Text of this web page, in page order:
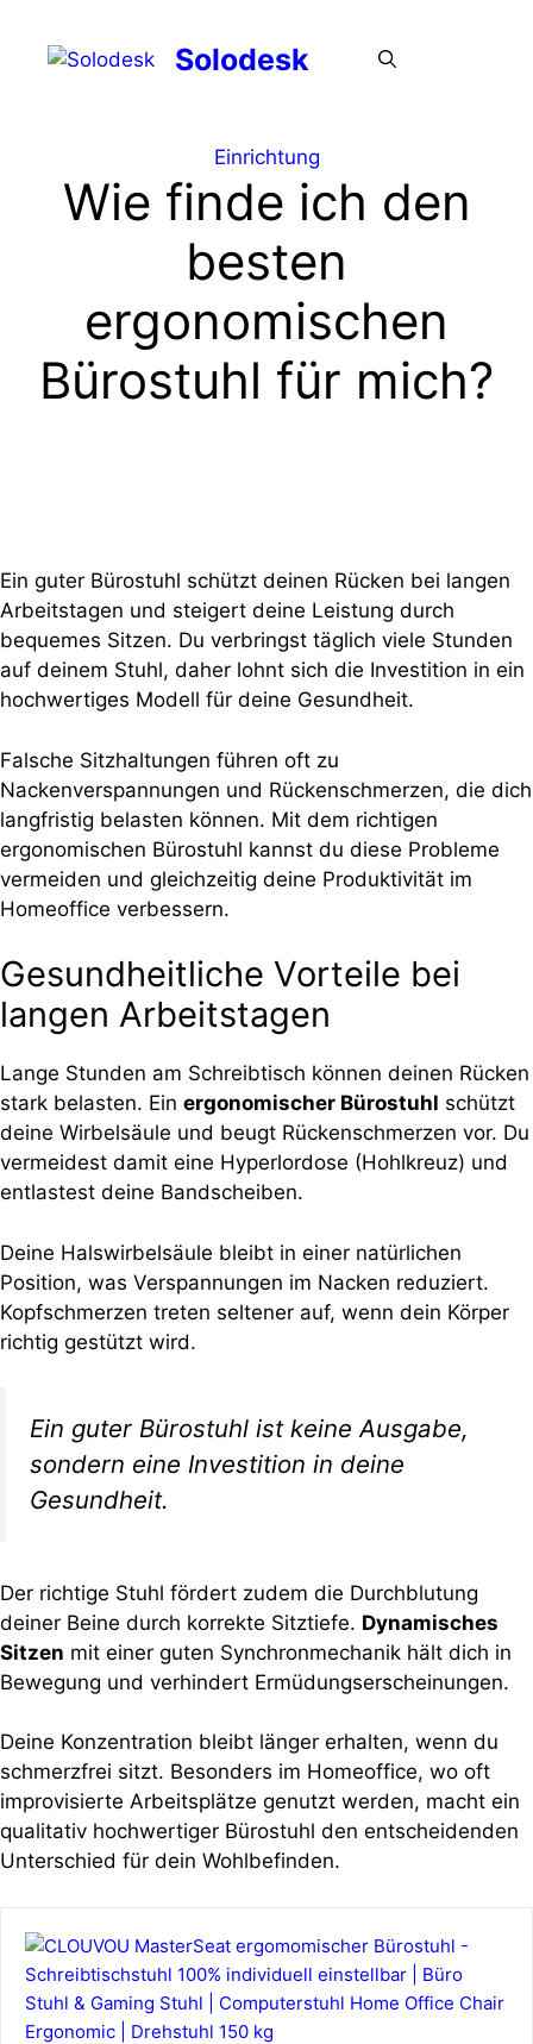
Inhalt
springen
Solodesk
Einrichtung
Wie finde ich den
besten
ergonomischen
Bürostuhl für mich?
Ein guter Bürostuhl schützt deinen Rücken bei langen
Arbeitstagen und steigert deine Leistung durch
bequemes Sitzen. Du verbringst täglich viele Stunden
auf deinem Stuhl, daher lohnt sich die Investition in ein
hochwertiges Modell für deine Gesundheit.
Falsche Sitzhaltungen führen oft zu
Nackenverspannungen und Rückenschmerzen, die dich
langfristig belasten können. Mit dem richtigen
ergonomischen Bürostuhl kannst du diese Probleme
vermeiden und gleichzeitig deine Produktivität im
Homeoffice verbessern.
Gesundheitliche Vorteile bei
langen Arbeitstagen
Lange Stunden am Schreibtisch können deinen Rücken
stark belasten. Ein ergonomischer Bürostuhl schützt
deine Wirbelsäule und beugt Rückenschmerzen vor. Du
vermeidest damit eine Hyperlordose (Hohlkreuz) und
entlastest deine Bandscheiben.
Deine Halswirbelsäule bleibt in einer natürlichen
Position, was Verspannungen im Nacken reduziert.
Kopfschmerzen treten seltener auf, wenn dein Körper
richtig gestützt wird.
Ein guter Bürostuhl ist keine Ausgabe,
sondern eine Investition in deine
Gesundheit.
Der richtige Stuhl fördert zudem die Durchblutung
deiner Beine durch korrekte Sitztiefe. Dynamisches
Sitzen mit einer guten Synchronmechanik hält dich in
Bewegung und verhindert Ermüdungserscheinungen.
Deine Konzentration bleibt länger erhalten, wenn du
schmerzfrei sitzt. Besonders im Homeoffice, wo oft
improvisierte Arbeitsplätze genutzt werden, macht ein
qualitativ hochwertiger Bürostuhl den entscheidenden
Unterschied für dein Wohlbefinden.